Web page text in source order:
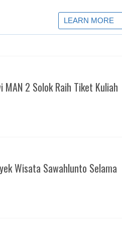
2 Solok Raih Tiket Kuliah
Wisata Sawahlunto Selama